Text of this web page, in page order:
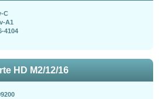
C
A1
4104
HD M2/12/16